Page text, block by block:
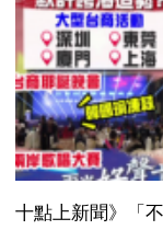
十點上新聞》「